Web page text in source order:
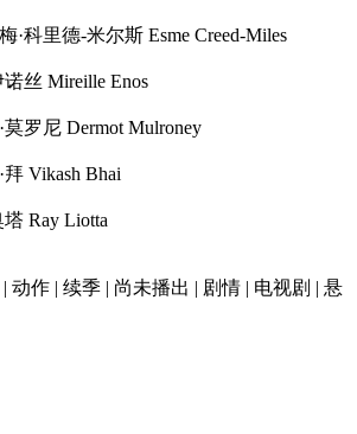
德-米尔斯 Esme Creed-Miles
Enos
Dermot Mulroney
Bhai
Liotta
| 续季 | 尚未播出 | 剧情 | 电视剧 | 悬